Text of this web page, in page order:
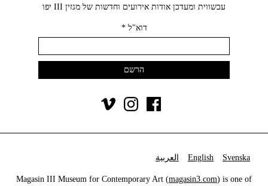
עכשווית ומעדכן אודות אירועים וחדשות של מגזין III יפו‬
דוא"ל*
Svenska
English العربية
Magasin III Museum for Contemporary Art (magasin3.com) is one of